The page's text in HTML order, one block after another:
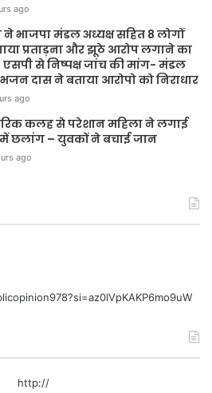
ago
ने भाजपा मंडल अध्यक्ष सहित 8 लोगों
प्रताड़ना और झूठे आरोप लगाने का
से निष्पक्ष जांच की मांग- मंडल
भजन दास ने बताया आरोपो को निराधार
ago
कलह से परेशान महिला ने लगाई
में छलांग – युवकों ने बचाई जान
ago
http://